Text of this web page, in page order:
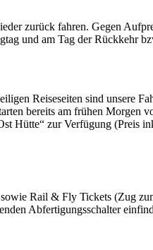
zurück fahren. Gegen
und am Tag der Rückkehr
Reiseseiten sind unsere
bereits am frühen Morgen
Hütte“ zur Verfügung (Preis
Rail & Fly Tickets (Zug
Abfertigungsschalter